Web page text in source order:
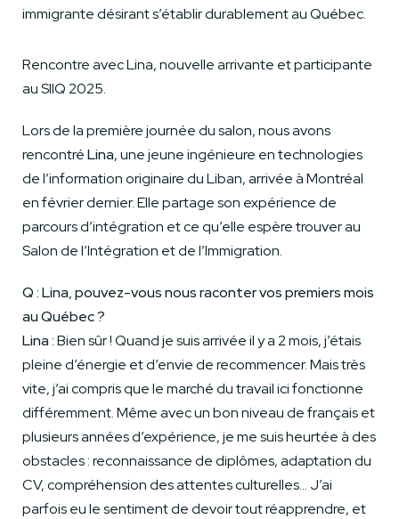
immigrante désirant s’établir durablement au Québec.
Rencontre avec Lina, nouvelle arrivante et participante
au SIIQ 2025.
Lors de la première journée du salon, nous avons
rencontréLina, une jeune ingénieure en technologies
de l’information originaire du Liban, arrivée à Montréal
en février dernier. Elle partage son expérience de
parcours d’intégration et ce qu’elle espère trouver au
Salon de l’Intégration et de l’Immigration.
Q : Lina, pouvez-vous nous raconter vos premiers mois
au Québec ?
Lina :Bien sûr ! Quand je suis arrivée il y a 2 mois, j’étais
pleine d’énergie et d’envie de recommencer. Mais très
vite, j’ai compris que le marché du travail ici fonctionne
différemment. Même avec un bon niveau de français et
plusieurs années d’expérience, je me suis heurtée à des
obstacles : reconnaissance de diplômes, adaptation du
CV, compréhension des attentes culturelles… J’ai
parfois eu le sentiment de devoir tout réapprendre, et